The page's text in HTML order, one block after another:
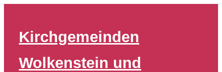
springen
Kirchgemeinden
Wolkenstein und